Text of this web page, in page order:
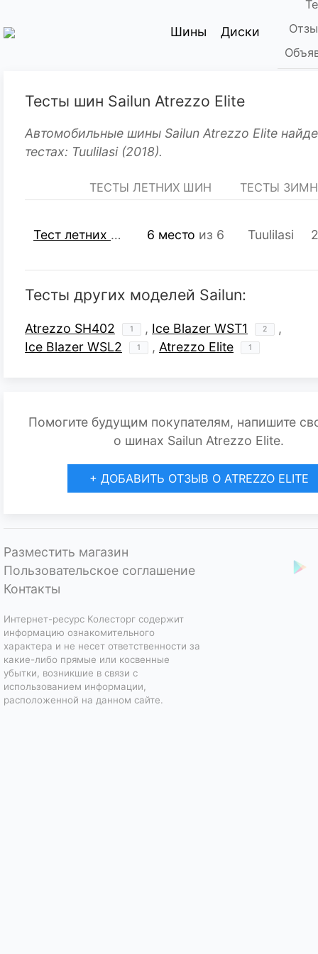
Шины Диски
Тесты шин Sailun Atrezzo Elite
Автомобильные шины Sailun Atrezzo Elite
тестах: Tuulilasi (2018).
ТЕСТЫ ЛЕТНИХ ШИН ТЕСТЫ
Тест летних шин R16 205/55 6 место из 6 Tuulilasi
Тесты других моделей Sailun:
Atrezzo SH402 1 , Ice Blazer WST1 2
,
Ice Blazer WSL2
1 , Atrezzo Elite 1
Помогите будущим покупателям, напишите
о шинах Sailun Atrezzo Elite.
+ ДОБАВИТЬ ОТЗЫВ О ATREZZO ELITE
Разместить магазин
Пользовательское соглашение
Контакты
Интернет-ресурс Колесторг содержит
информацию ознакомительного
характера и не несет ответственности за
какие-либо прямые или косвенные
убытки, возникшие в связи с
использованием информации,
расположенной на данном сайте.